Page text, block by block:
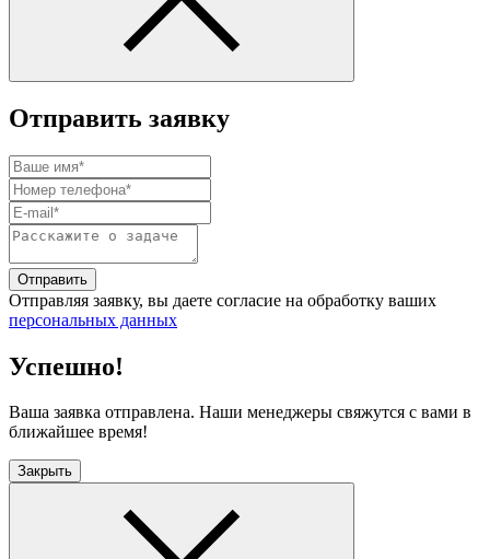
Отправить заявку
Отправить
Отправляя заявку, вы даете согласие на обработку ваших
персональных данных
Успешно!
Ваша заявка отправлена. Наши менеджеры свяжутся с вами в
ближайшее время!
Закрыть